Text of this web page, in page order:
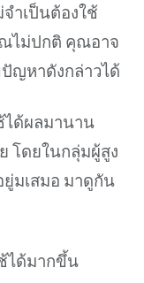
ำเป็นต้องใช้
ณไม่ปกติ คุณอาจ
ปัญหาดังกล่าวได้
ด้ผลมานาน
โดยในกลุ่มผู้สูง
ยู่มเสมอ มาดูกัน
ได้มากขึ้น